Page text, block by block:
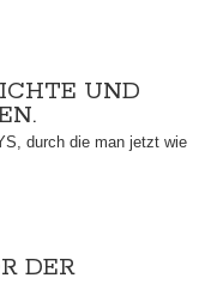
UND
durch die man jetzt wie
DER